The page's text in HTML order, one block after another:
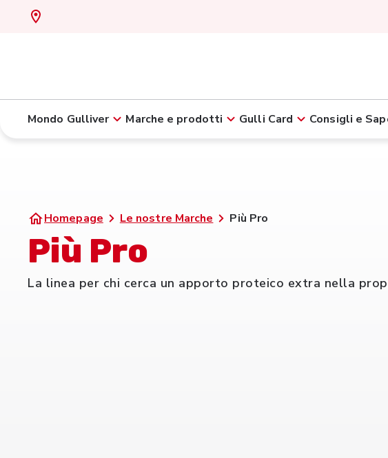
Mondo Gulliver Marche e prodotti Gulli Card Consigli e
Homepage Le nostre Marche Più Pro
Più Pro
La linea per chi cerca un apporto proteico extra nella